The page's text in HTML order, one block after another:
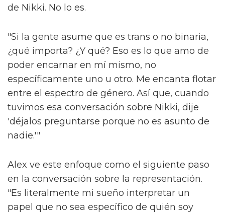
de Nikki. No lo es.
"Si la gente asume que es trans o no binaria,
¿qué importa? ¿Y qué? Eso es lo que amo de
poder encarnar en mí mismo, no
específicamente uno u otro. Me encanta flotar
entre el espectro de género. Así que, cuando
tuvimos esa conversación sobre Nikki, dije
'déjalos preguntarse porque no es asunto de
nadie.'"
Alex ve este enfoque como el siguiente paso
en la conversación sobre la representación.
"Es literalmente mi sueño interpretar un
papel que no sea específico de quién soy